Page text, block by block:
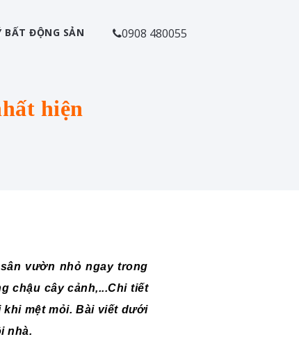
BẤT ĐỘNG SẢN 0908 480055
hiện
vườn nhỏ ngay trong
chậu cây cảnh,...Chi tiết
khi mệt mỏi. Bài viết dưới
nhà.